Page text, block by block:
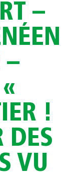
–
–
!
DES
VU